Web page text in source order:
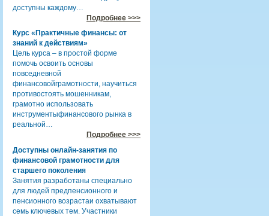
доступны каждому…
Подробнее >>>
Курс «Практичные финансы: от
знаний к действиям»
Цель курса – в простой форме
помочь освоить основы
повседневной
финансовойграмотности, научиться
противостоять мошенникам,
грамотно использовать
инструментыфинансового рынка в
реальной…
Подробнее >>>
Доступны онлайн-занятия по
финансовой грамотности для
старшего поколения
Занятия разработаны специально
для людей предпенсионного и
пенсионного возрастаи охватывают
семь ключевых тем. Участники